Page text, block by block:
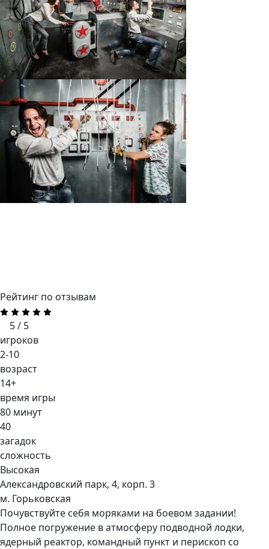
Рейтинг по отзывам
5 / 5
игроков
2-10
возраст
14+
время игры
80 минут
40
загадок
сложность
Высокая
Александровский парк, 4, корп. 3
м. Горьковская
Почувствуйте себя моряками на боевом задании!
Полное погружение в атмосферу подводной лодки,
ядерный реактор, командный пункт и перископ со